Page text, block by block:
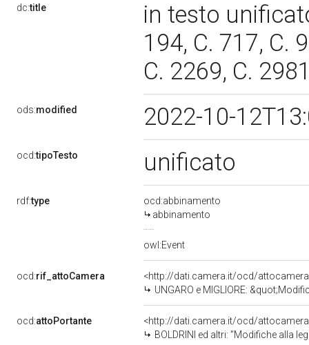
dc:title
in testo
194, C. 717, C.
C. 2269, C.
ods:modified 2022-10-
ocd:tipoTesto unificato
rdf:type
ocd:abbinamento
abbinamento
owl:Event
ocd:rif_attoCamera
<http://dati.camera.it/ocd/
UNGARO e MIGLIORE: &quot;Modifiche alla legge 5
ocd:attoPortante
<http://dati.camera.it/ocd/
BOLDRINI ed altri: "Modifiche alla